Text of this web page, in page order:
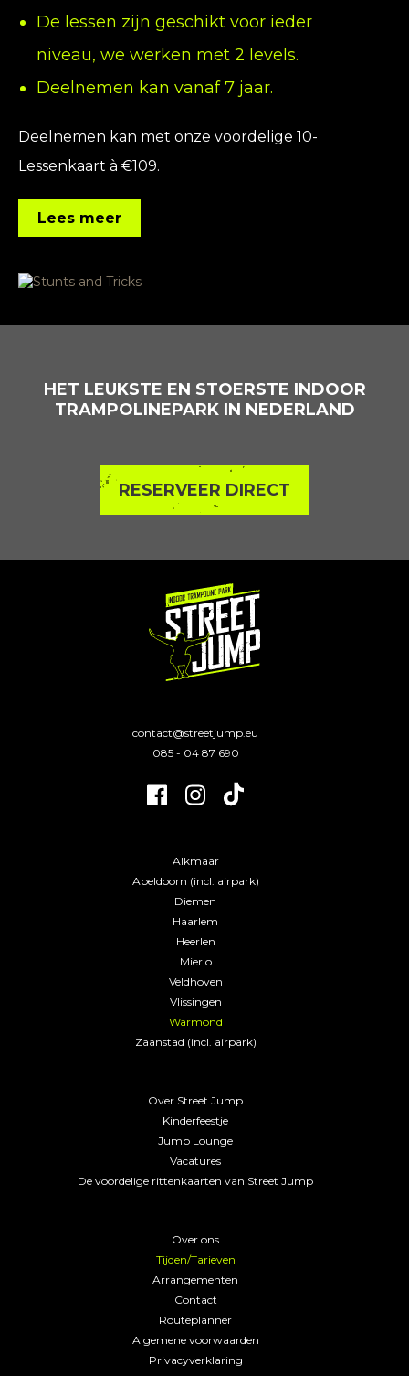
De lessen zijn geschikt voor ieder
niveau, we werken met 2 levels.
Deelnemen kan vanaf 7 jaar.
Deelnemen kan met onze voordelige 10-
Lessenkaart à €109.
Lees meer
HET LEUKSTE EN STOERSTE INDOOR
TRAMPOLINEPARK IN NEDERLAND
RESERVEER DIRECT
contact@streetjump.eu
085 - 04 87 690
Alkmaar
Apeldoorn (incl. airpark)
Diemen
Haarlem
Heerlen
Mierlo
Veldhoven
Vlissingen
Warmond
Zaanstad (incl. airpark)
Over Street Jump
Kinderfeestje
Jump Lounge
Vacatures
De voordelige rittenkaarten van Street Jump
Over ons
Tijden/Tarieven
Arrangementen
Contact
Routeplanner
Algemene voorwaarden
Privacyverklaring